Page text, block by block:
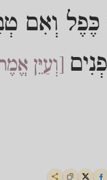
וְאִם
[וְעַיֵּן